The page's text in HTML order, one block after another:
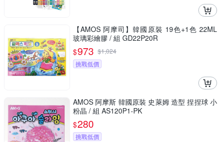
【AMOS 阿摩司】韓國原裝 19色+1色 22ML
玻璃彩繪膠 / 組 GD22P20R
$973 $1,024
挑戰低價
AMOS 阿摩斯 韓國原裝 史萊姆 造型 捏捏球 小
粉晶 / 組 AS120P1-PK
$280
挑戰低價